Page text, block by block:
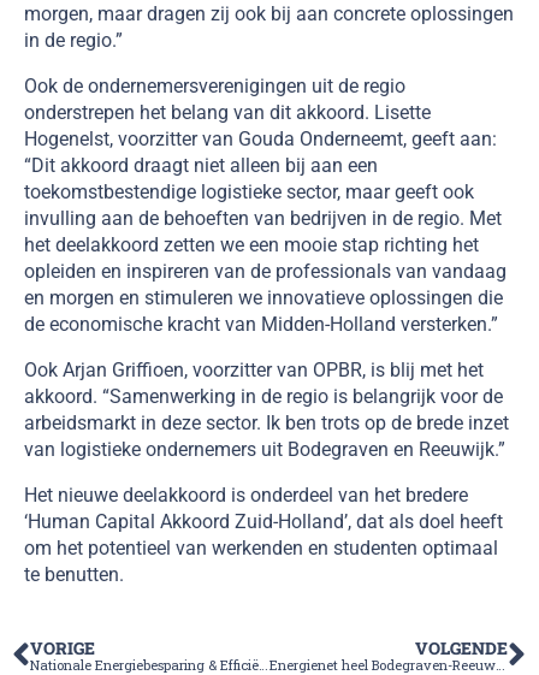
morgen, maar dragen zij ook bij aan concrete oplossingen
in de regio.”
Ook de ondernemersverenigingen uit de regio
onderstrepen het belang van dit akkoord. Lisette
Hogenelst, voorzitter van Gouda Onderneemt, geeft aan:
“Dit akkoord draagt niet alleen bij aan een
toekomstbestendige logistieke sector, maar geeft ook
invulling aan de behoeften van bedrijven in de regio. Met
het deelakkoord zetten we een mooie stap richting het
opleiden en inspireren van de professionals van vandaag
en morgen en stimuleren we innovatieve oplossingen die
de economische kracht van Midden-Holland versterken.”
Ook Arjan Griffioen, voorzitter van OPBR, is blij met het
akkoord. “Samenwerking in de regio is belangrijk voor de
arbeidsmarkt in deze sector. Ik ben trots op de brede inzet
van logistieke ondernemers uit Bodegraven en Reeuwijk.”
Het nieuwe deelakkoord is onderdeel van het bredere
‘Human Capital Akkoord Zuid-Holland’, dat als doel heeft
om het potentieel van werkenden en studenten optimaal
te benutten.
VORIGE VOLGENDE
Energienet heel Bodegraven-Reeuwijk op slot tot 2032